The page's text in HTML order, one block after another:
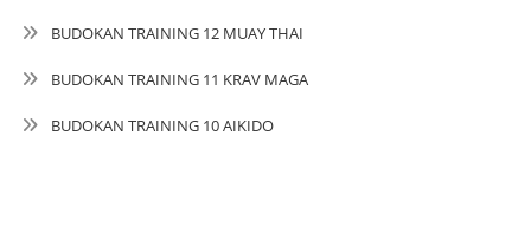
BUDOKAN TRAINING 12 MUAY THAI
BUDOKAN TRAINING 11 KRAV MAGA
BUDOKAN TRAINING 10 AIKIDO